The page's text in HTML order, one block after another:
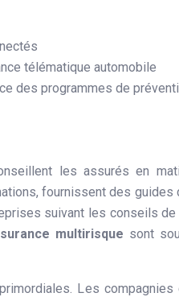
télématique automobile
des programmes de
les assurés en
fournissent des guides
suivant les conseils
multirisque sont
Les compagnies